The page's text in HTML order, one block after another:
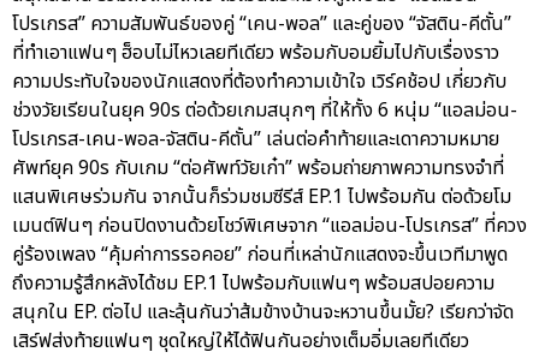
โปรเกรส” ความสัมพันธ์ของคู่ “เคน-พอล” และคู่ของ “จัสติน-คีตั้น”
ที่ทำเอาแฟนๆ ฮ็อบไม่ไหวเลยทีเดียว พร้อมกับอมยิ้มไปกับเรื่องราว
ความประทับใจของนักแสดงที่ต้องทำความเข้าใจ เวิร์คช้อป เกี่ยวกับ
ช่วงวัยเรียนในยุค 90s ต่อด้วยเกมสนุกๆ ที่ให้ทั้ง 6 หนุ่ม “แอลม่อน-
โปรเกรส-เคน-พอล-จัสติน-คีตั้น” เล่นต่อคำท้ายและเดาความหมาย
ศัพท์ยุค 90s กับเกม “ต่อศัพท์วัยเก๋า” พร้อมถ่ายภาพความทรงจำที่
แสนพิเศษร่วมกัน จากนั้นก็ร่วมชมซีรีส์ EP.1 ไปพร้อมกัน ต่อด้วยโม
เมนต์ฟินๆ ก่อนปิดงานด้วยโชว์พิเศษจาก “แอลม่อน-โปรเกรส” ที่ควง
คู่ร้องเพลง “คุ้มค่าการรอคอย” ก่อนที่เหล่านักแสดงจะขึ้นเวทีมาพูด
ถึงความรู้สึกหลังได้ชม EP.1 ไปพร้อมกับแฟนๆ พร้อมสปอยความ
สนุกใน EP. ต่อไป และลุ้นกันว่าส้มข้างบ้านจะหวานขึ้นมั้ย? เรียกว่าจัด
เสิร์ฟส่งท้ายแฟนๆ ชุดใหญ่ให้ได้ฟินกันอย่างเต็มอิ่มเลยทีเดียว